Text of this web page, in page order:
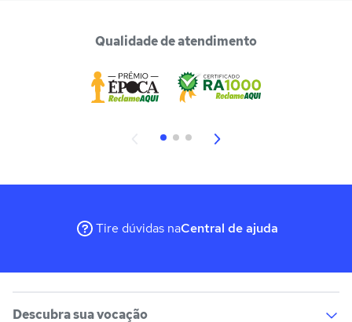
Qualidade de atendimento
Tire dúvidas naCentral de ajuda
Descubra sua vocação